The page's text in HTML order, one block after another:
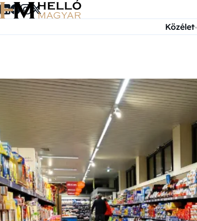
Ugrás a tartalomra
Közélet